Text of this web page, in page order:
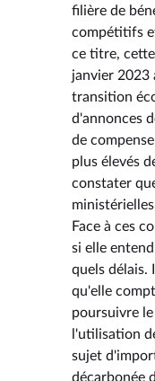
filière de
compétitifs
ce titre,
janvier 2023
transition
d'annonces
de
plus élevés
constater
Face à ces
si elle
quels délais.
qu'elle
poursuivre
l'utilisation
sujet
décarbonée